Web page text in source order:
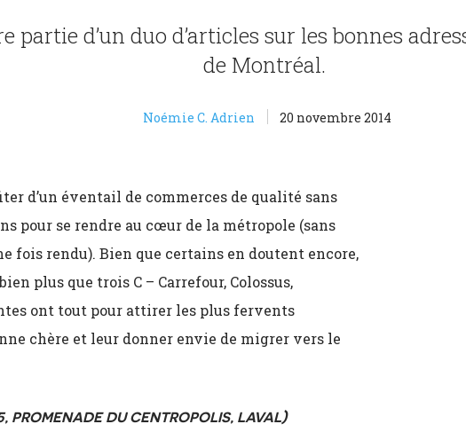
partie d’un duo d’articles sur les bonnes
de Montréal.
Noémie C. Adrien 20 novembre 2014
d’un éventail de commerces de qualité sans
pour se rendre au cœur de la métropole (sans
fois rendu). Bien que certains en doutent encore,
plus que trois C – Carrefour, Colossus,
ont tout pour attirer les plus fervents
chère et leur donner envie de migrer vers le
PROMENADE DU CENTROPOLIS, LAVAL)